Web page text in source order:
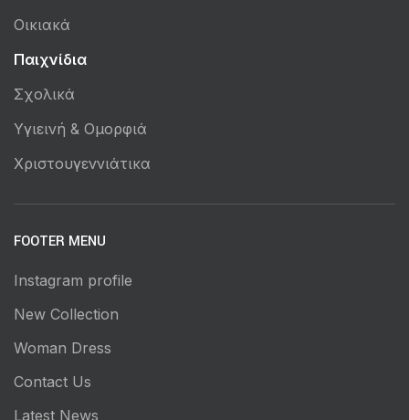
Οικιακά
Παιχνίδια
Σχολικά
Υγιεινή & Ομορφιά
Χριστουγεννιάτικα
FOOTER MENU
Instagram profile
New Collection
Woman Dress
Contact Us
Latest News